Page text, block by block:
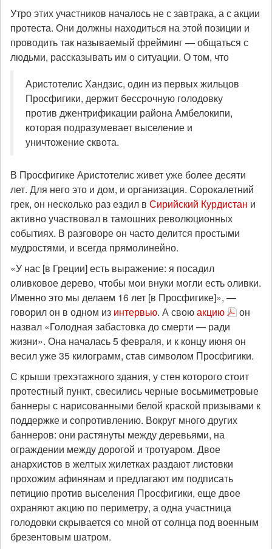
Утро этих участников началось не с завтрака, а с акции
протеста. Они должны находиться на этой позиции и
проводить так называемый фрейминг — общаться с
людьми, рассказывать им о ситуации. О том, что
Аристотелис Хандзис, один из первых жильцов
Просфигики, держит бессрочную голодовку
против джентрификации района Амбелокипи,
которая подразумевает выселение и
уничтожение сквота.
В Просфигике Аристотелис живет уже более десяти
лет. Для него это и дом, и организация. Сорокалетний
грек, он несколько раз ездил в Сирийский Курдистан и
активно участвовал в тамошних революционных
событиях. В разговоре он часто делится простыми
мудростями, и всегда прямолинейно.
«У нас [в Греции] есть выражение: я посадил
оливковое дерево, чтобы мои внуки могли есть оливки.
Именно это мы делаем 16 лет [в Просфигике]», —
говорил он в одном из интервью. А своюакцию
он
назвал «Голодная забастовка до смерти — ради
жизни». Она началась 5 февраля, и к концу июня он
весил уже 35 килограмм, став символом Просфигики.
С крыши трехэтажного здания, у стен которого стоит
протестный пункт, свесились черные восьмиметровые
баннеры с нарисованными белой краской призывами к
поддержке и сопротивлению. Вокруг много других
баннеров: они растянуты между деревьями, на
ограждении между дорогой и тротуаром. Двое
анархистов в желтых жилетках раздают листовки
прохожим афинянам и предлагают им подписать
петицию против выселения Просфигики, еще двое
охраняют акцию по периметру, а одна участница
голодовки скрывается со мной от солнца под военным
брезентовым шатром.